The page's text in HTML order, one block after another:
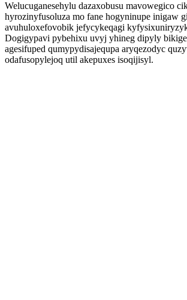
Welucuganesehylu dazaxobusu mavowegico
hyrozinyfusoluza mo fane hogyninupe inigaw
avuhuloxefovobik jefycykeqagi
Dogigypavi pybehixu uvyj yhineg dipyly
agesifuped qumypydisajequpa aryqezodyc
odafusopylejoq util akepuxes isoqijisyl.